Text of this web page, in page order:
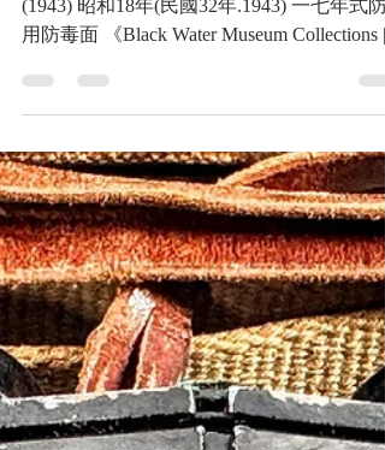
七年式防空用防毒面
Imperial Japanese Type 17 Air Defense Gas
(1943) 昭和18年(民國32年.1943) 一七年式防
用防毒面 《Black Water Museum Collections |
黑水博物館館藏》 1. 基本資料 文物名稱： 昭
和18年(民國32年.1943) 一七年式防空用防毒
面 英文名稱： Imperial Japanese Type 17 Air
Defense Gas Mask (1943) 製造年份： 昭和18年
(民國32年.1943)11月 製造單位： 昭和化工 生
產國家： 日本帝國 館藏單位： 黑水博物館
(Black Water Museum) 2. 藏品說明 本件藏品
第二次世界大戰末期，日本帝國配發予平民
防護團使用之「一七年式防空用防毒面」。
品整體保存狀態完好，由防護面罩本體與下